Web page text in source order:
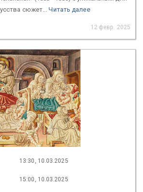
сюжет...Читать далее
12 февр. 2025
13:30, 10.03.2025
15:00, 10.03.2025